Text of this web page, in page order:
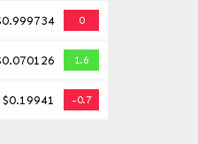
0
1.6
$0.19941 -0.7